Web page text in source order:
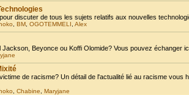
discuter de tous les sujets relatifs aux nouvelles
BM OGOTEMMELI Alex
Jackson, Beyonce ou Koffi Olomide? Vous pouvez échanger
de racisme? Un détail de l'actualité lié au racisme
Chabine Maryjane